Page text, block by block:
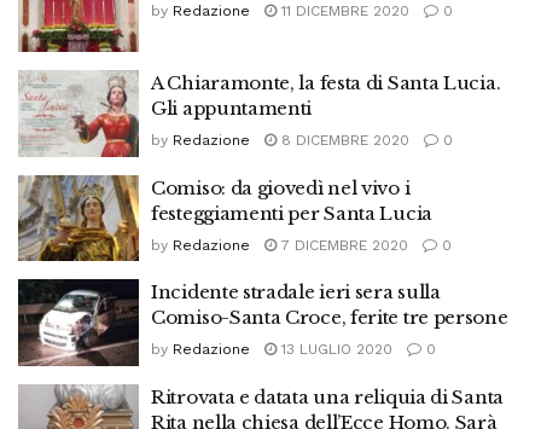
by Redazione 11 DICEMBRE 2020 0
A Chiaramonte, la festa di Santa Lucia.
Gli appuntamenti
by Redazione 8 DICEMBRE 2020 0
Comiso: da giovedì nel vivo i
festeggiamenti per Santa Lucia
by Redazione 7 DICEMBRE 2020 0
Incidente stradale ieri sera sulla
Comiso-Santa Croce, ferite tre persone
by Redazione 13 LUGLIO 2020 0
Ritrovata e datata una reliquia di Santa
Rita nella chiesa dell’Ecce Homo. Sarà